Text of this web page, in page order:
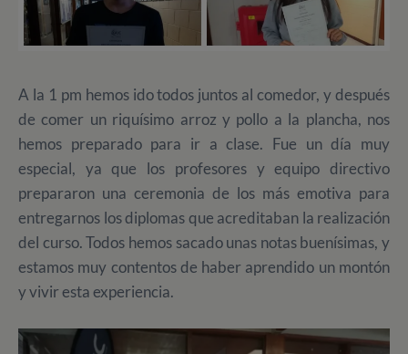
A la 1 pm hemos ido todos juntos al comedor, y después
de comer un riquísimo arroz y pollo a la plancha, nos
hemos preparado para ir a clase. Fue un día muy
especial, ya que los profesores y equipo directivo
prepararon una ceremonia de los más emotiva para
entregarnos los diplomas que acreditaban la realización
del curso. Todos hemos sacado unas notas buenísimas, y
estamos muy contentos de haber aprendido un montón
y vivir esta experiencia.